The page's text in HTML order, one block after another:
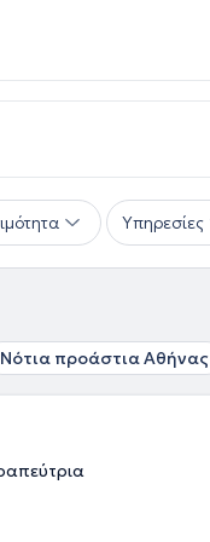
Υπηρεσίες
Νότια προάστια Αθήνας